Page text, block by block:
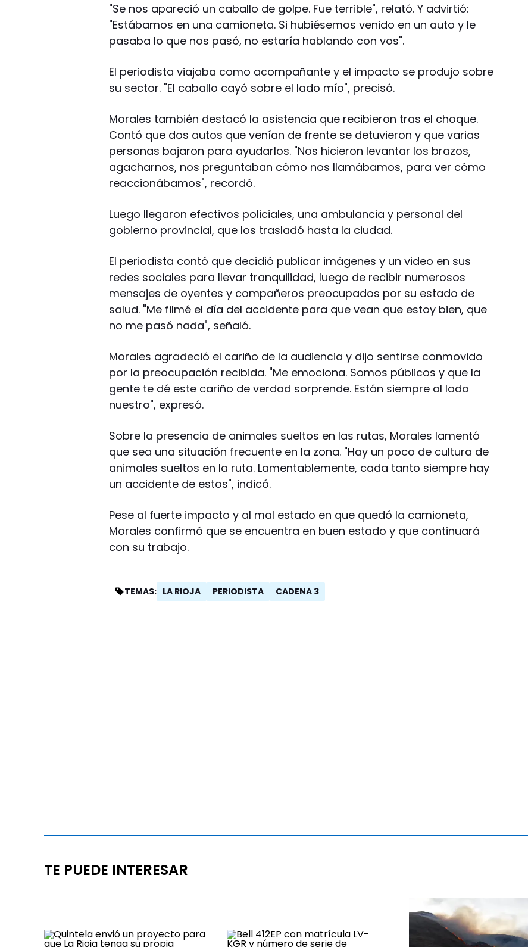
"Se nos apareció un caballo de golpe. Fue terrible", relató. Y advirtió:
"Estábamos en una camioneta. Si hubiésemos venido en un auto y le
pasaba lo que nos pasó, no estaría hablando con vos".
El periodista viajaba como acompañante y el impacto se produjo sobre
su sector. "El caballo cayó sobre el lado mío", precisó.
Morales también destacó la asistencia que recibieron tras el choque.
Contó que dos autos que venían de frente se detuvieron y que varias
personas bajaron para ayudarlos. "Nos hicieron levantar los brazos,
agacharnos, nos preguntaban cómo nos llamábamos, para ver cómo
reaccionábamos", recordó.
Luego llegaron efectivos policiales, una ambulancia y personal del
gobierno provincial, que los trasladó hasta la ciudad.
El periodista contó que decidió publicar imágenes y un video en sus
redes sociales para llevar tranquilidad, luego de recibir numerosos
mensajes de oyentes y compañeros preocupados por su estado de
salud. "Me filmé el día del accidente para que vean que estoy bien, que
no me pasó nada", señaló.
Morales agradeció el cariño de la audiencia y dijo sentirse conmovido
por la preocupación recibida. "Me emociona. Somos públicos y que la
gente te dé este cariño de verdad sorprende. Están siempre al lado
nuestro", expresó.
Sobre la presencia de animales sueltos en las rutas, Morales lamentó
que sea una situación frecuente en la zona. "Hay un poco de cultura de
animales sueltos en la ruta. Lamentablemente, cada tanto siempre hay
un accidente de estos", indicó.
Pese al fuerte impacto y al mal estado en que quedó la camioneta,
Morales confirmó que se encuentra en buen estado y que continuará
con su trabajo.
TEMAS: LA RIOJA PERIODISTA CADENA 3
TE PUEDE INTERESAR